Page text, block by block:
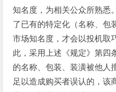
知名度，为相关公众所熟悉
了已有的特定化（名称、包
市场知名度，才会以投机取
此，采用上述《规定》第四
的名称、包装、装潢被他人
足以造成购买者误认的，该